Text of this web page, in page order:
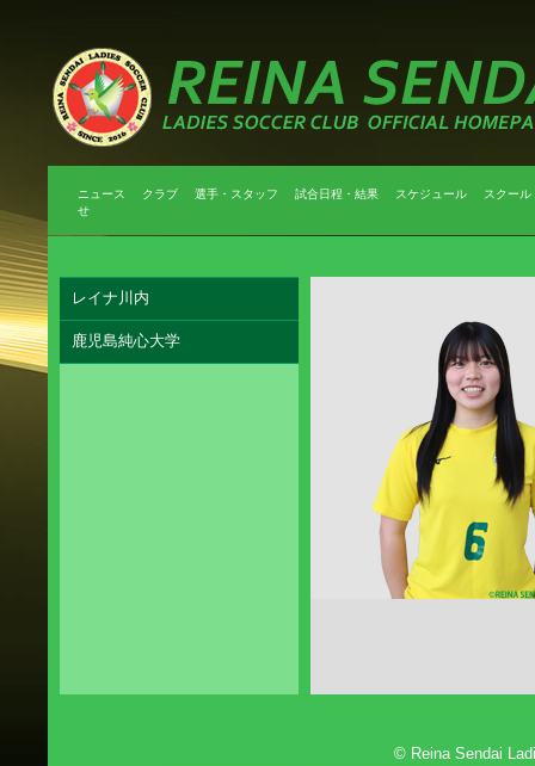
ニュース クラブ 選手・スタッフ 試合日程・結果 スケジュール
スクール
せ
レイナ川内
鹿児島純心大学
© Reina Sendai